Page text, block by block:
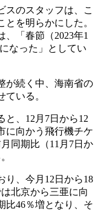
スのスタッフは、こ
を明らかにした。
、「春節（2023年1
なった」としてい
が続く中、海南省の
いる。
と、12月7日から12
に向かう飛行機チケ
同期比（11月7日か
り、今月12日から18
北京から三亜に向
比46％増となり、そ